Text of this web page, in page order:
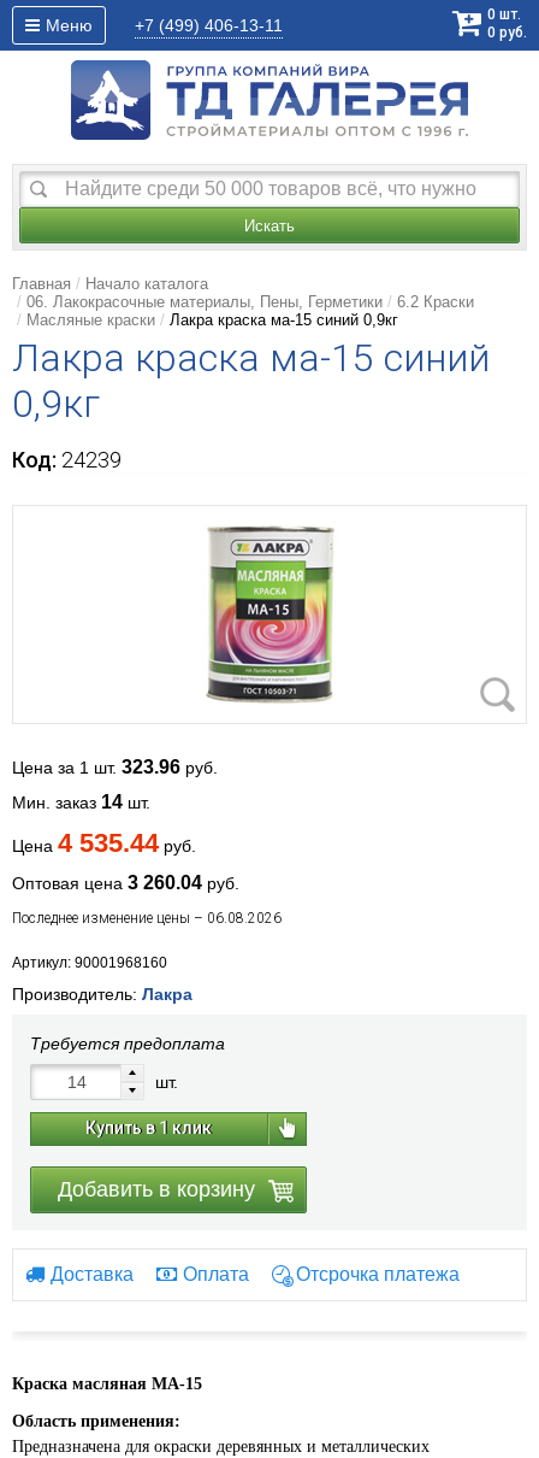
Меню +7 (499) 406-13-11
0 шт.
0 руб.
Искать
Главная
Начало каталога
06. Лакокрасочные материалы, Пены, Герметики
6.2 Краски
Масляные краски
Лакра краска ма-15 синий 0,9кг
Лакра краска ма-15 синий
0,9кг
Код: 24239
Цена за 1 шт. 323.96 руб.
Мин. заказ 14 шт.
Цена 4 535.44руб.
Оптовая цена 3 260.04 руб.
Последнее изменение цены – 06.08.2026
Артикул: 90001968160
Производитель: Лакра
Требуется предоплата
шт.
Купить в 1 клик
Добавить в корзину
Доставка Оплата Отсрочка платежа
Краска масляная МА-15
Область применения:
Предназначена для окраски деревянных и металлических